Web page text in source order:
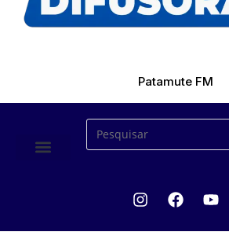
Patamute FM